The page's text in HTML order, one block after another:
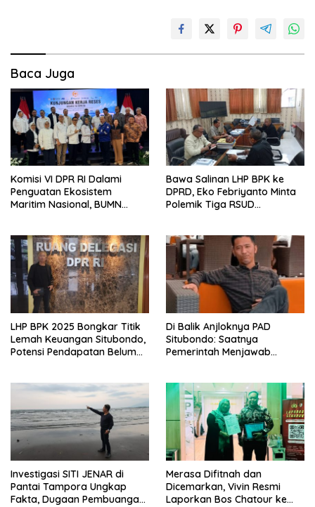
Baca Juga
Komisi VI DPR RI Dalami
Penguatan Ekosistem
Maritim Nasional, BUMN
Bawa Salinan LHP BPK ke
DPRD, Eko Febriyanto Minta
Polemik Tiga RSUD
LHP BPK 2025 Bongkar Titik
Lemah Keuangan Situbondo,
Potensi Pendapatan Belum
Di Balik Anjloknya PAD
Situbondo: Saatnya
Pemerintah Menjawab
Investigasi SITI JENAR di
Pantai Tampora Ungkap
Fakta, Dugaan Pembuangan
Merasa Difitnah dan
Dicemarkan, Vivin Resmi
Laporkan Bos Chatour ke